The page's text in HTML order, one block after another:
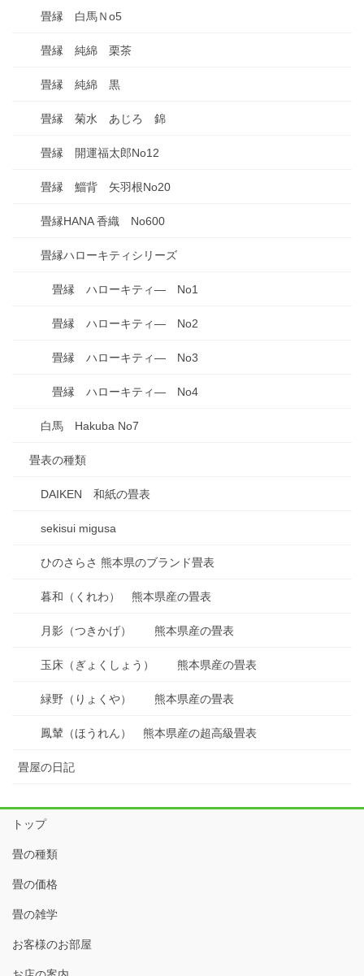
畳縁 白馬Ｎo5
畳縁 純綿 栗茶
畳縁 純綿 黒
畳縁 菊水 あじろ 錦
畳縁 開運福太郎No12
畳縁 鯔背 矢羽根No20
畳縁HANA 香織 No600
畳縁ハローキティシリーズ
畳縁 ハローキティ― No1
畳縁 ハローキティ― No2
畳縁 ハローキティ― No3
畳縁 ハローキティ― No4
白馬 Hakuba No7
畳表の種類
DAIKEN 和紙の畳表
sekisui migusa
ひのさらさ 熊本県のブランド畳表
暮和（くれわ） 熊本県産の畳表
月影（つきかげ） 熊本県産の畳表
玉床（ぎょくしょう） 熊本県産の畳表
緑野（りょくや） 熊本県産の畳表
鳳輦（ほうれん） 熊本県産の超高級畳表
畳屋の日記
トップ
畳の種類
畳の価格
畳の雑学
お客様のお部屋